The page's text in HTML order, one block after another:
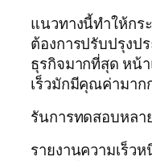
แนวทางนี้ทำให้กร
ต้องการปรับปรุงป
ธุรกิจมากที่สุด หน้
เร็วมักมีคุณค่ามาก
รันการทดสอบหลา
รายงานความเร็ว